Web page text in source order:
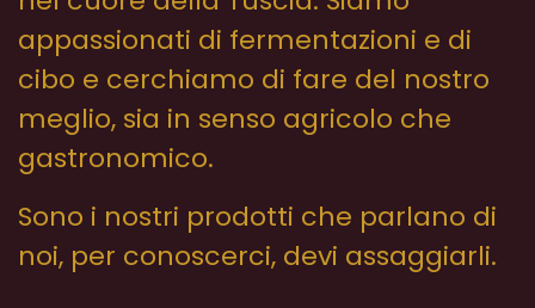
appassionati di fermentazioni e di
cibo e cerchiamo di fare del nostro
meglio, sia in senso agricolo che
gastronomico.
Sono i nostri prodotti che parlano di
noi, per conoscerci, devi assaggiarli.